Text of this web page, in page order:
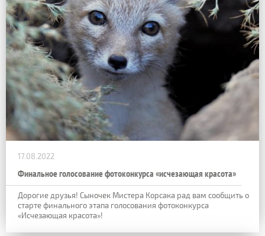
17.08.2022
Финальное голосование фотоконкурса «исчезающая красота»
Дорогие друзья! Сыночек Мистера Корсака рад вам сообщить о
старте финального этапа голосования фотоконкурса
«Исчезающая красота»!